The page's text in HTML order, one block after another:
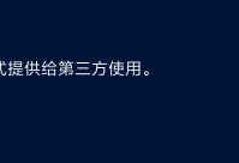
供给第三方使用。